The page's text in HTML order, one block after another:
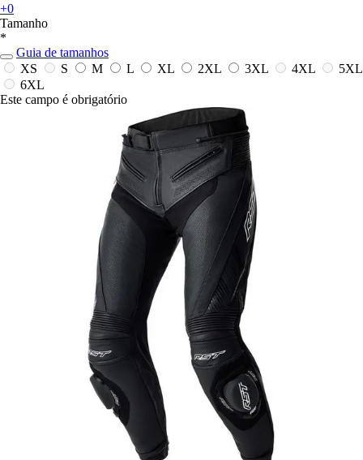
+0
Tamanho
*
Guia de tamanhos
XS
S M L XL 2XL 3XL 4XL
5XL
6XL
Este campo é obrigatório